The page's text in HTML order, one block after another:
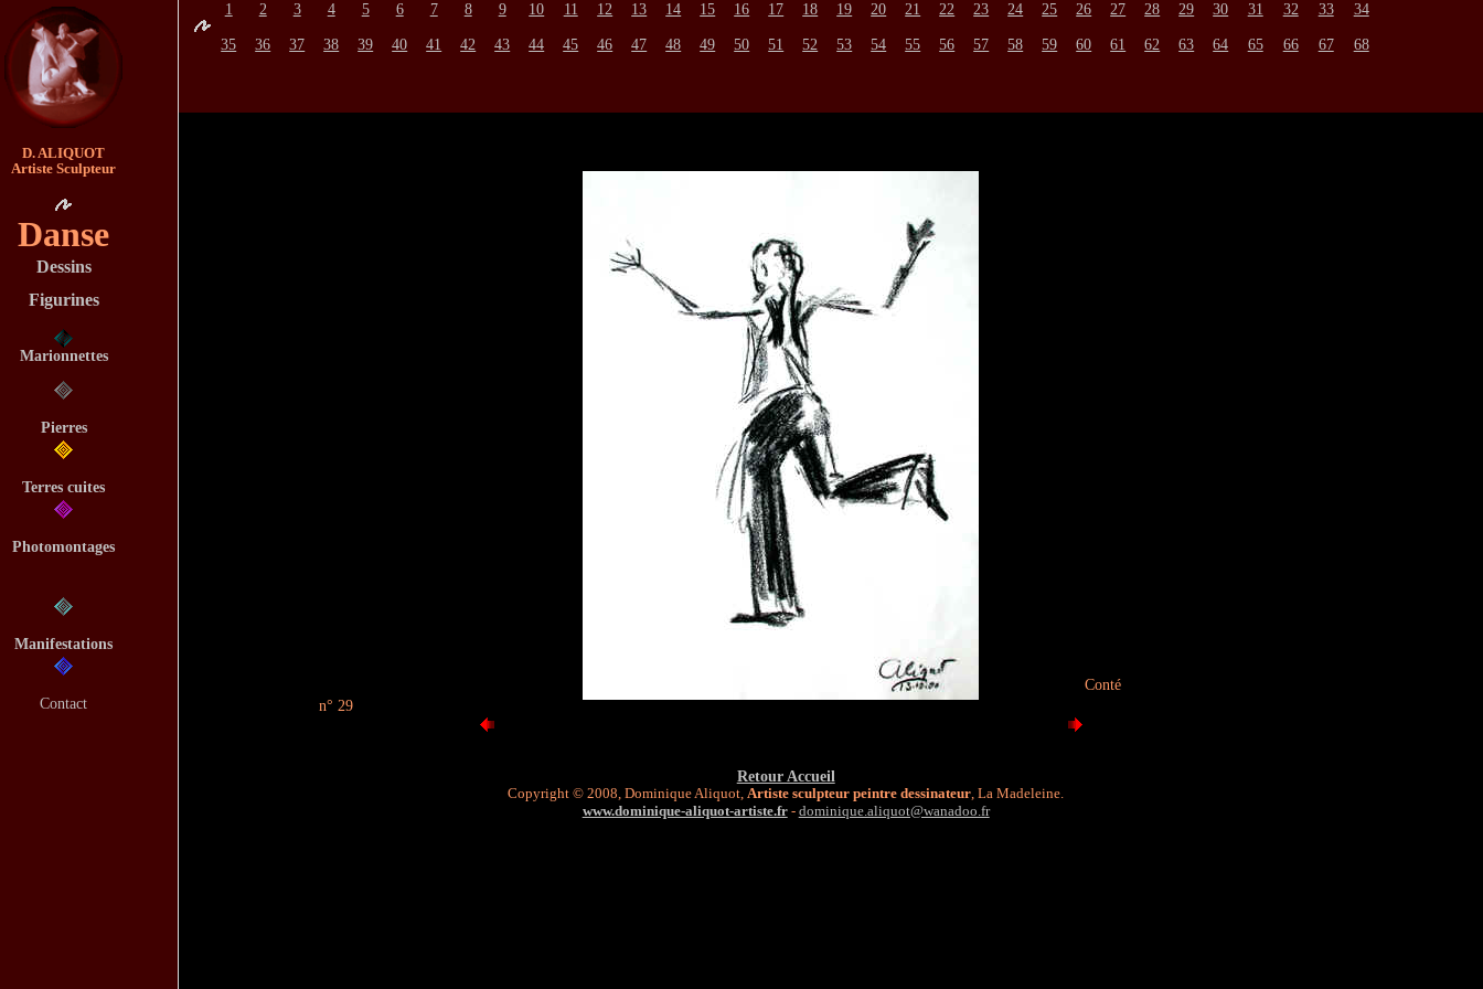
1 2 3 4 5 6 7 8 9 10 11 12 13 14 15 16 17 18 19 20 21 22 23 24 25 26 27 28 29 30 31 32 33
34
35
36 37 38 39 40 41 42 43 44 45 46 47 48 49 50 51 52 53 54 55 56 57 58 59 60 61 62 63 64 65 66 67 68
n° 29
Conté
Retour Accueil
Copyright © 2008, Dominique Aliquot, Artiste sculpteur peintre dessinateur , La Madeleine.
www.dominique-aliquot-artiste.fr- dominique.aliquot@wanadoo.fr
D. ALIQUOT
Artiste Sculpteur
Danse
Dessins
Figurines
Marionnettes
Pierres
Terres cuites
Photomontages
Manifestations
Contact